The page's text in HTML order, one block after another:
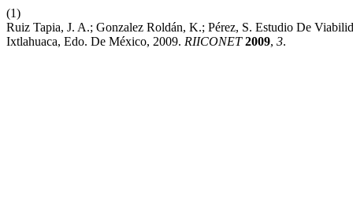
(1)
Ruiz Tapia, J. A.; Gonzalez Roldán, K.; Pérez, S. Estudio De
Ixtlahuaca, Edo. De México, 2009. RIICONET 2009, 3.